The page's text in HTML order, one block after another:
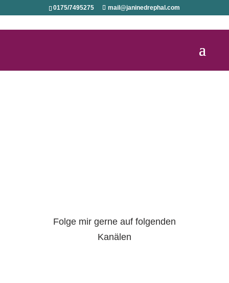
0175/7495275 mail@janinedrephal.com
Folge mir gerne auf folgenden
Kanälen